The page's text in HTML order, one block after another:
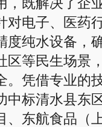
，既解决了企
对电子、医药
度纯水设备，
区等民生场景
。凭借专业的
中标清水县东
、东航食品（